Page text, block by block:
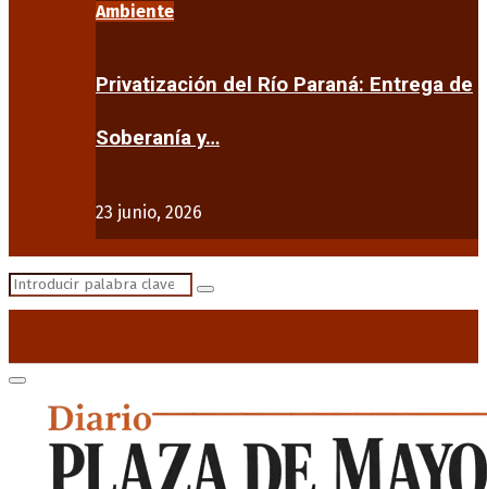
Ambiente
Privatización del Río Paraná: Entrega de
Soberanía y…
23 junio, 2026
Search
Search
Primary
Menu